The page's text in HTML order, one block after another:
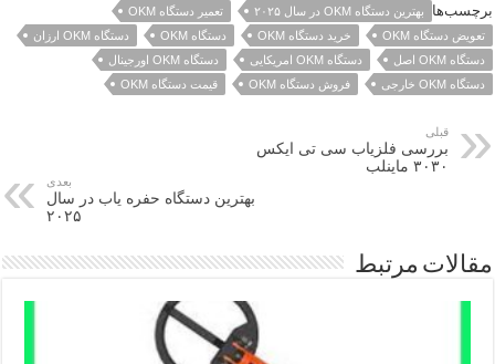
برچسب‌ها بهترین دستگاه OKM در سال ۲۰۲۵
تعمیر دستگاه OKM
تعویض دستگاه OKM
خرید دستگاه OKM دستگاه OKM
دستگاه OKM ارزان
دستگاه OKM اصل
دستگاه OKM امریکایی
دستگاه OKM اورجینال
دستگاه OKM خارجی
فروش دستگاه OKM قیمت دستگاه OKM
قبلی
بررسی فلزیاب سی تی ایکس
۳۰۳۰ ماینلب
بعدی
بهترین دستگاه حفره یاب در سال
۲۰۲۵
مقالات مرتبط